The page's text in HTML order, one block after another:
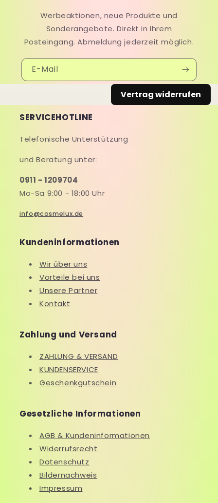
Werbeaktionen, neue Produkte und
Sonderangebote. Direkt in Ihrem
Posteingang. Abmeldung jederzeit möglich.
E-Mail
Vertrag widerrufen
SERVICEHOTLINE
Telefonische Unterstützung
und Beratung unter:
0911 - 1209704
Mo-Sa 9:00 - 18:00 Uhr
info@cosmelux.de
Kundeninformationen
Wir über uns
Vorteile bei uns
Unsere Partner
Kontakt
Zahlung und Versand
ZAHLUNG & VERSAND
KUNDENSERVICE
Geschenkgutschein
Gesetzliche Informationen
AGB & Kundeninformationen
Widerrufsrecht
Datenschutz
Bildernachweis
Impressum